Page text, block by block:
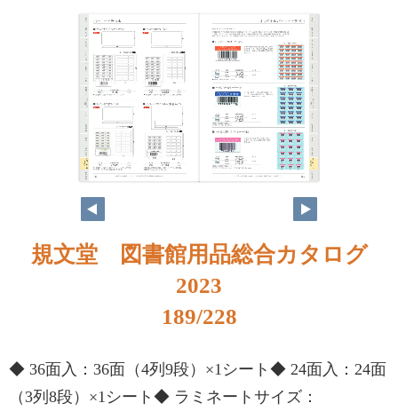
規文堂 図書館用品総合カタログ
2023
189/228
◆ 36面入：36面（4列9段）×1シート◆ 24面入：24面
（3列8段）×1シート◆ ラミネートサイズ：